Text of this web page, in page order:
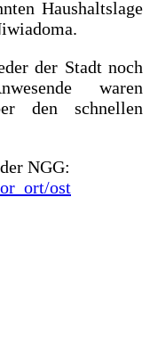
Haushaltslage
der Stadt noch
waren
den schnellen
NGG:
ost